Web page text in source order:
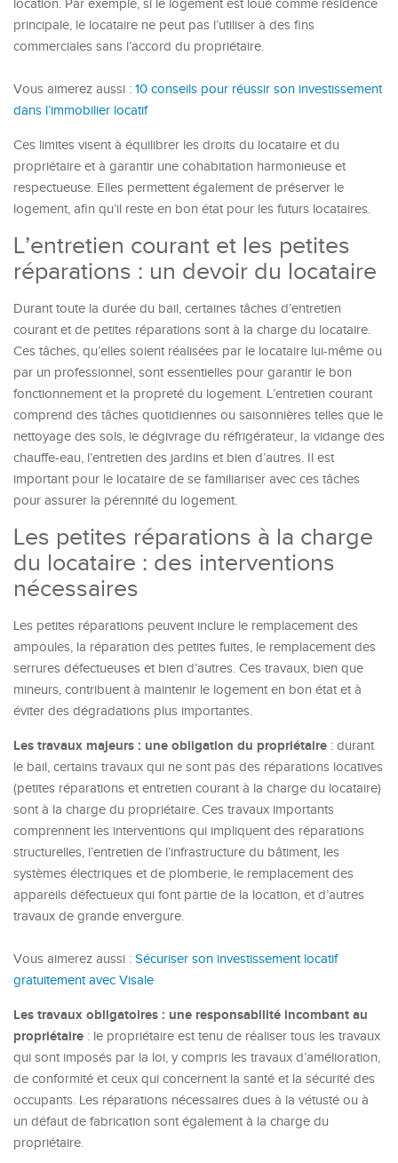
location. Par exemple, si le logement est loué comme résidence
principale, le locataire ne peut pas l’utiliser à des fins
commerciales sans l’accord du propriétaire.
Vous aimerez aussi : 10 conseils pour réussir son investissement
dans l’immobilier locatif
Ces limites visent à équilibrer les droits du locataire et du
propriétaire et à garantir une cohabitation harmonieuse et
respectueuse. Elles permettent également de préserver le
logement, afin qu’il reste en bon état pour les futurs locataires.
L’entretien courant et les petites
réparations : un devoir du locataire
Durant toute la durée du bail, certaines tâches d’entretien
courant et de petites réparations sont à la charge du locataire.
Ces tâches, qu’elles soient réalisées par le locataire lui-même ou
par un professionnel, sont essentielles pour garantir le bon
fonctionnement et la propreté du logement. L’entretien courant
comprend des tâches quotidiennes ou saisonnières telles que le
nettoyage des sols, le dégivrage du réfrigérateur, la vidange des
chauffe-eau, l’entretien des jardins et bien d’autres. Il est
important pour le locataire de se familiariser avec ces tâches
pour assurer la pérennité du logement.
Les petites réparations à la charge
du locataire : des interventions
nécessaires
Les petites réparations peuvent inclure le remplacement des
ampoules, la réparation des petites fuites, le remplacement des
serrures défectueuses et bien d’autres. Ces travaux, bien que
mineurs, contribuent à maintenir le logement en bon état et à
éviter des dégradations plus importantes.
Les travaux majeurs : une obligation du propriétaire : durant
le bail, certains travaux qui ne sont pas des réparations locatives
(petites réparations et entretien courant à la charge du locataire)
sont à la charge du propriétaire. Ces travaux importants
comprennent les interventions qui impliquent des réparations
structurelles, l’entretien de l’infrastructure du bâtiment, les
systèmes électriques et de plomberie, le remplacement des
appareils défectueux qui font partie de la location, et d’autres
travaux de grande envergure.
Vous aimerez aussi : Sécuriser son investissement locatif
gratuitement avec Visale
Les travaux obligatoires : une responsabilité incombant au
propriétaire : le propriétaire est tenu de réaliser tous les travaux
qui sont imposés par la loi, y compris les travaux d’amélioration,
de conformité et ceux qui concernent la santé et la sécurité des
occupants. Les réparations nécessaires dues à la vétusté ou à
un défaut de fabrication sont également à la charge du
propriétaire.